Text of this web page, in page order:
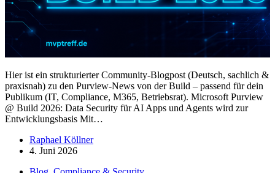
Hier ist ein strukturierter Community-Blogpost (Deutsch, sachlich &
praxisnah) zu den Purview-News von der Build – passend für dein
Publikum (IT, Compliance, M365, Betriebsrat). Microsoft Purview
@ Build 2026: Data Security für AI Apps und Agents wird zur
Entwicklungsbasis Mit…
Raphael Köllner
4. Juni 2026